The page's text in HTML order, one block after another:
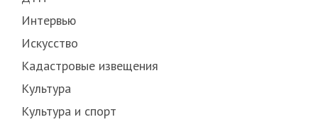
Интервью
Искусство
Кадастровые извещения
Культура
Культура и спорт